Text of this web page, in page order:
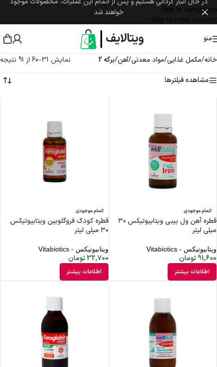
Skip to navigation
Skip to main content
خواهند شد
منو
خانه/مکمل غذایی/مواد معدنی/آهن/برگه 2
نمایش 31–60 از 91 نتیجه
مشاهده فیلترها
اتمام موجودی
قطره آهن ول بیبی ویتابیوتیکس ۳۰
میلی لیتر
ویتابیوتیکس - Vitabiotics
91,600تومان
اطلاعات بیشتر
اتمام موجودی
قطره کودک فروگلوبین ویتابیوتیکس
۳۰ میلی لیتر
ویتابیوتیکس - Vitabiotics
32,700 تومان
اطلاعات بیشتر